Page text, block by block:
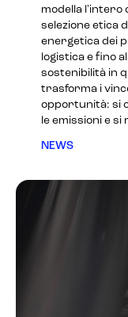
modella l'intero
selezione etica
energetica dei
logistica e fino
sostenibilità in
trasforma i
opportunità: si
le emissioni e
NEWS